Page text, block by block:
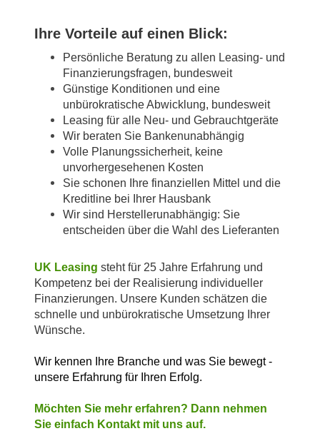
Ihre Vorteile auf einen Blick:
Persönliche Beratung zu allen Leasing- und
Finanzierungsfragen, bundesweit
Günstige Konditionen und eine
unbürokratische Abwicklung, bundesweit
Leasing für alle Neu- und Gebrauchtgeräte
Wir beraten Sie Bankenunabhängig
Volle Planungssicherheit, keine
unvorhergesehenen Kosten
Sie schonen Ihre finanziellen Mittel und die
Kreditline bei Ihrer Hausbank
Wir sind Herstellerunabhängig: Sie
entscheiden über die Wahl des Lieferanten
UK Leasing steht für 25 Jahre Erfahrung und
Kompetenz bei der Realisierung individueller
Finanzierungen. Unsere Kunden schätzen die
schnelle und unbürokratische Umsetzung Ihrer
Wünsche.
Wir kennen Ihre Branche und was Sie bewegt -
unsere Erfahrung für Ihren Erfolg.
Möchten Sie mehr erfahren? Dann nehmen
Sie einfach Kontakt mit uns auf.